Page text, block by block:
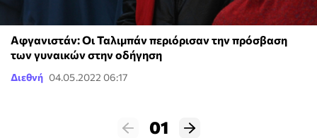
Αφγανιστάν: Οι Ταλιμπάν περιόρισαν την πρόσβαση
των γυναικών στην οδήγηση
Διεθνή 04.05.2022 06:17
01